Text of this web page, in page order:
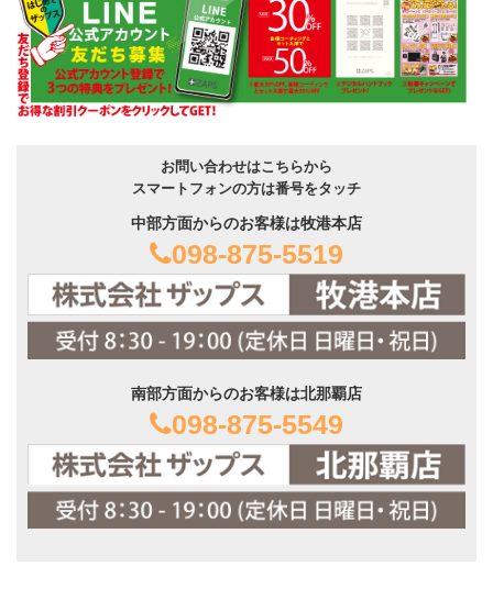
お問い合わせはこちらから
スマートフォンの方は番号をタッチ
中部方面からのお客様は牧港本店
098-875-5519
南部方面からのお客様は北那覇店
098-875-5549